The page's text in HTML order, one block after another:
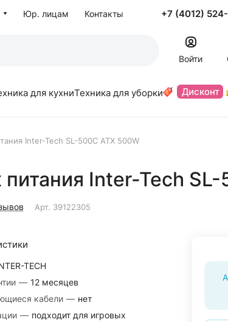
Юр. лицам Контакты +7 (4012)
Войти
для кухниТехника для уборки Дисконт
Inter-Tech SL-500C ATX 500W
питания Inter-Tech
Арт. 39122305
TECH
— 12 месяцев
кабели — нет
— подходит для игровых